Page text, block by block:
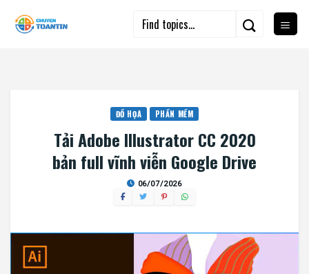
ĐỒ HỌA PHẦN MỀM
Tải Adobe Illustrator CC 2020
bản full vĩnh viễn Google Drive
06/07/2026